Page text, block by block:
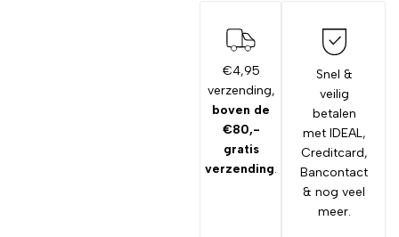
€4,95
verzending,
boven de
€80,-
gratis
verzending.
Snel &
veilig
betalen
met IDEAL,
Creditcard,
Bancontact
& nog veel
meer.